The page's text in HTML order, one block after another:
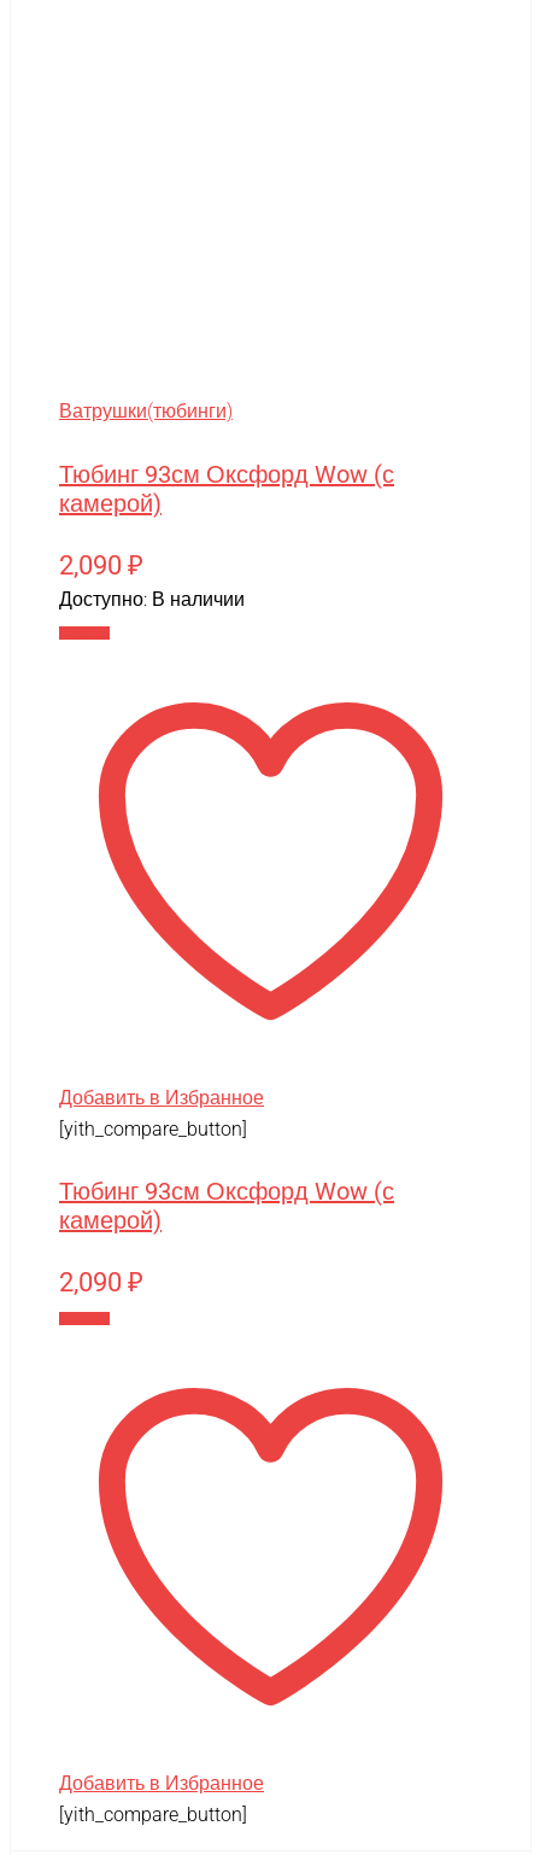
Ватрушки(тюбинги)
Тюбинг 93см Оксфорд Wow (с
камерой)
2,090 ₽
Доступно: В наличии
Добавить в Избранное
[yith_compare_button]
Тюбинг 93см Оксфорд Wow (с
камерой)
2,090 ₽
Добавить в Избранное
[yith_compare_button]